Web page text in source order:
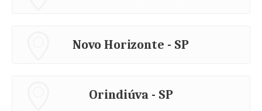
Novo Horizonte - SP
Orindiúva - SP